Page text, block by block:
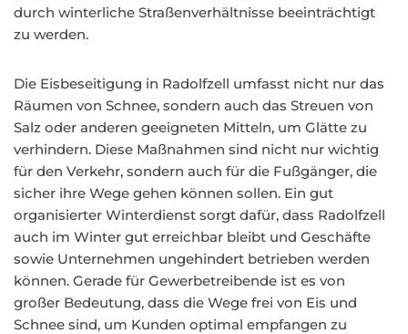
durch winterliche Straßenverhältnisse beeinträchtigt
zu werden.
Die Eisbeseitigung in Radolfzell umfasst nicht nur das
Räumen von Schnee, sondern auch das Streuen von
Salz oder anderen geeigneten Mitteln, um Glätte zu
verhindern. Diese Maßnahmen sind nicht nur wichtig
für den Verkehr, sondern auch für die Fußgänger, die
sicher ihre Wege gehen können sollen. Ein gut
organisierter Winterdienst sorgt dafür, dass Radolfzell
auch im Winter gut erreichbar bleibt und Geschäfte
sowie Unternehmen ungehindert betrieben werden
können. Gerade für Gewerbetreibende ist es von
großer Bedeutung, dass die Wege frei von Eis und
Schnee sind, um Kunden optimal empfangen zu